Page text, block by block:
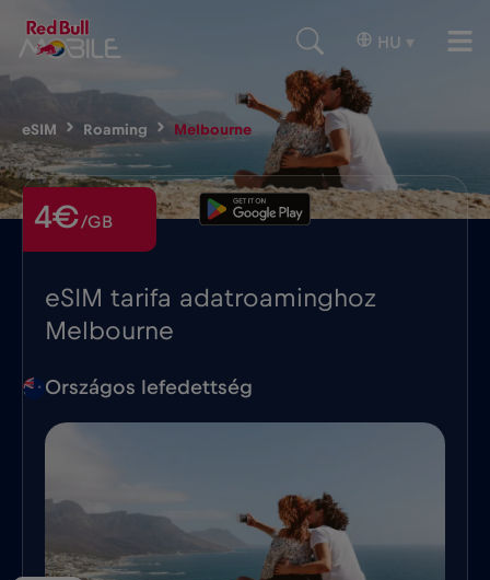
HU ▾
eSIM Roaming Melbourne
eSIM tarifa adatroaminghoz
Melbourne
4€/GB
Országos lefedettség